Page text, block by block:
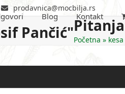
prodavnica@mocbilja.rs
Pančić"
Blog Kontakt
Pitanja
Početna » kesa